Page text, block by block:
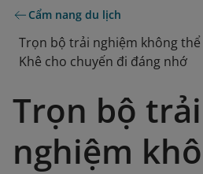
Cẩm nang du lịch
Trọn bộ trải nghiệm không
Khê cho chuyến đi đáng nhớ
Trọn bộ trải
nghiệm